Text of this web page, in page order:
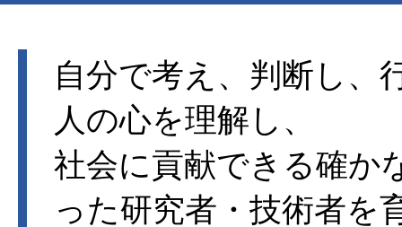
自分で考え、判断し、
人の心を理解し、
社会に貢献できる確か
った研究者・技術者を